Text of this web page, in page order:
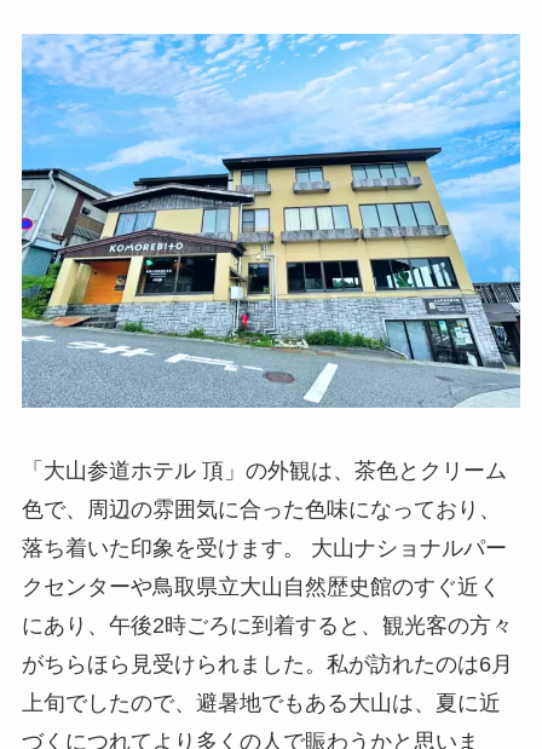
「大山参道ホテル 頂」の外観は、茶色とクリーム
色で、周辺の雰囲気に合った色味になっており、
落ち着いた印象を受けます。 大山ナショナルパー
クセンターや鳥取県立大山自然歴史館のすぐ近く
にあり、午後2時ごろに到着すると、観光客の方々
がちらほら見受けられました。私が訪れたのは6月
上旬でしたので、避暑地でもある大山は、夏に近
づくにつれてより多くの人で賑わうかと思いま